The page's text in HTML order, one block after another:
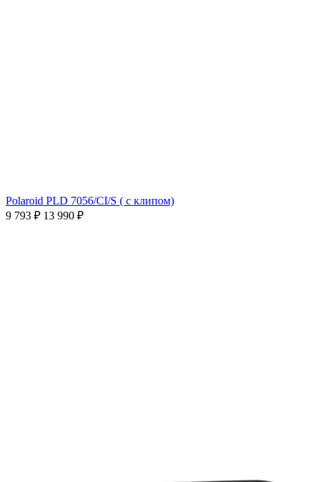
Polaroid PLD 7056/CI/S ( с клипом)
9 793 ₽ 13 990 ₽